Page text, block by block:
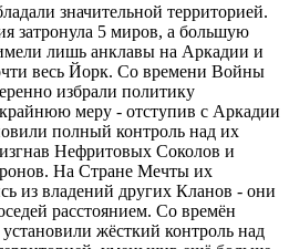
значительной территорией.
затронула 5 миров, а большую
лишь анклавы на Аркадии и
весь Йорк. Со времени Войны
избрали политику
меру - отступив с Аркадии
полный контроль над их
Нефритовых Соколов и
На Стране Мечты их
из владений других Кланов - они
расстоянием. Со времён
жёсткий контроль над